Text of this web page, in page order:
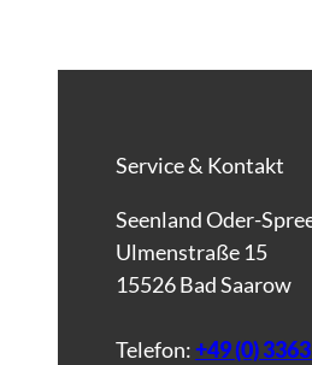
Service & Kontakt
Seenland Oder-
Ulmenstraße 15
15526 Bad Saarow
Telefon:+49 (0)